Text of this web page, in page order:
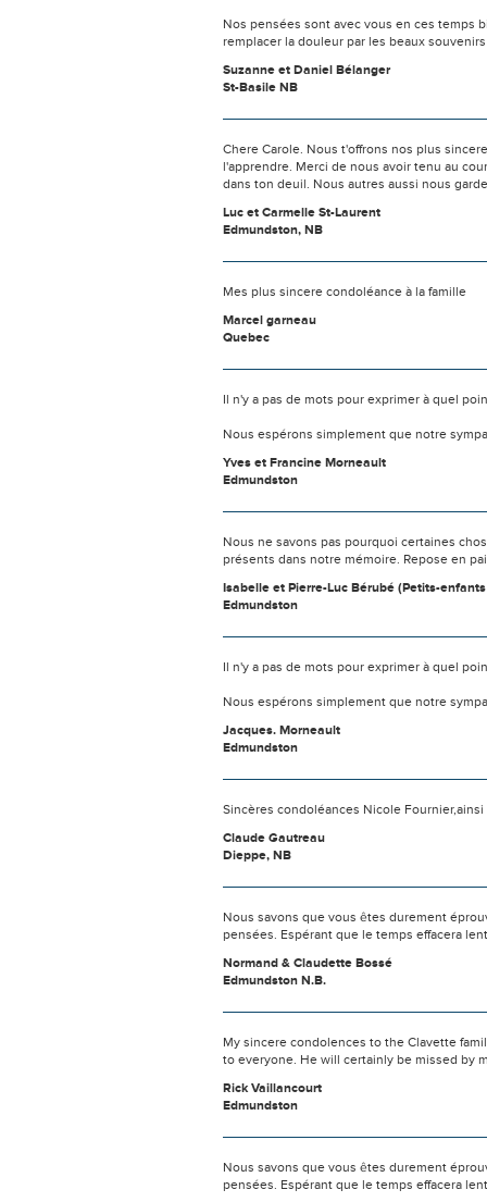
Nos pensées sont avec vous en ces temps
remplacer la douleur par les beaux
Suzanne et Daniel Bélanger
St-Basile NB
Chere Carole. Nous t'offrons nos plus
l'apprendre. Merci de nous avoir tenu au
dans ton deuil. Nous autres aussi nous
Luc et Carmelle St-Laurent
Edmundston, NB
Mes plus sincere condoléance à la famille
Marcel garneau
Quebec
Il n'y a pas de mots pour exprimer à quel
Nous espérons simplement que notre
Yves et Francine Morneault
Edmundston
Nous ne savons pas pourquoi certaines
présents dans notre mémoire. Repose en
Isabelle et Pierre-Luc Bérubé (Petits-
Edmundston
Il n'y a pas de mots pour exprimer à quel
Nous espérons simplement que notre
Jacques. Morneault
Edmundston
Sincères condoléances Nicole
Claude Gautreau
Dieppe, NB
Nous savons que vous êtes durement
pensées. Espérant que le temps effacera
Normand & Claudette Bossé
Edmundston N.B.
My sincere condolences to the Clavette
to everyone. He will certainly be missed by
Rick Vaillancourt
Edmundston
Nous savons que vous êtes durement
pensées. Espérant que le temps effacera